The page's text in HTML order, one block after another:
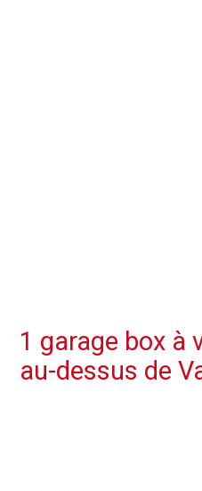
1 garage box à
au-dessus de